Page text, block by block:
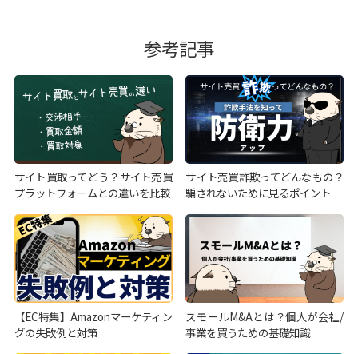
参考記事
サイト買取ってどう？サイト売買
プラットフォームとの違いを比較
サイト売買詐欺ってどんなもの？
騙されないために見るポイント
【EC特集】Amazonマーケティン
グの失敗例と対策
スモールM&Aとは？個人が会社/
事業を買うための基礎知識